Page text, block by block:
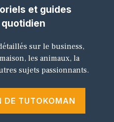
et guides
sur le business,
les animaux, la
sujets passionnants.
DE TUTOKOMAN